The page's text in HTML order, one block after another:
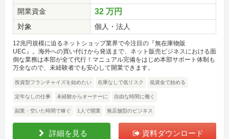
開業資金
32 万円
対象 個人・法人
12兆円規模に迫るネットショップ業界で今注目の『無在庫物販
UEC』。海外への買い付けから発送まで、ネット販売ビジネスにおける面
倒な業務は本部が全て代行！マニュアル完備をはじめ本部サポート体制も
万全なので、未経験者でも安心して開業できます。
投資型フランチャイズを始めたい 在庫なしで低リスク 低資金で始める
定年なしの仕事 未経験からオーナーに 自由な時間に働く
副業・空いた時間で稼ぐ 1人で開業 無店舗型のビジネス
詳細を見る 資料ダウンロード